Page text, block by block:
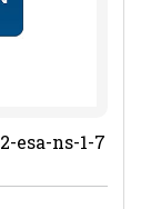
esa-ns-1-7